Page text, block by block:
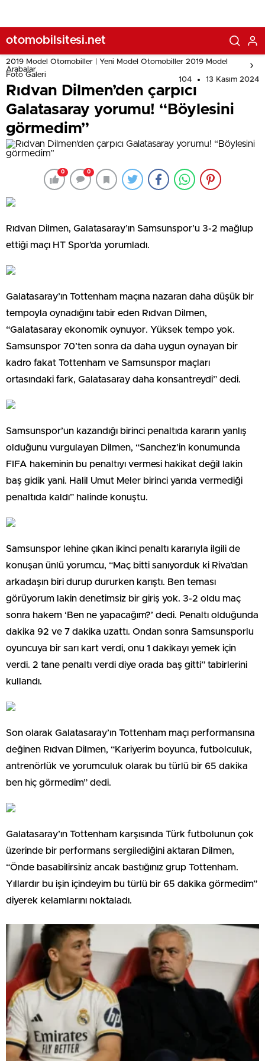
otomobilsitesi.net
2019 Model Otomobiller | Yeni Model Otomobiller 2019 Model
Arabalar
Foto Galeri
104 13 Kasım 2024
Rıdvan Dilmen’den çarpıcı
Galatasaray yorumu! “Böylesini
görmedim”
0 0
Rıdvan Dilmen, Galatasaray’ın Samsunspor’u 3-2 mağlup
ettiği maçı HT Spor’da yorumladı.
Galatasaray’ın Tottenham maçına nazaran daha düşük bir
tempoyla oynadığını tabir eden Rıdvan Dilmen,
“Galatasaray ekonomik oynuyor. Yüksek tempo yok.
Samsunspor 70’ten sonra da daha uygun oynayan bir
kadro fakat Tottenham ve Samsunspor maçları
ortasındaki fark, Galatasaray daha konsantreydi” dedi.
Samsunspor’un kazandığı birinci penaltıda kararın yanlış
olduğunu vurgulayan Dilmen, “Sanchez’in konumunda
FIFA hakeminin bu penaltıyı vermesi hakikat değil lakin
baş gidik yani. Halil Umut Meler birinci yarıda vermediği
penaltıda kaldı” halinde konuştu.
Samsunspor lehine çıkan ikinci penaltı kararıyla ilgili de
konuşan ünlü yorumcu, “Maç bitti sanıyorduk ki Riva’dan
arkadaşın biri durup dururken karıştı. Ben teması
görüyorum lakin denetimsiz bir giriş yok. 3-2 oldu maç
sonra hakem ‘Ben ne yapacağım?’ dedi. Penaltı olduğunda
dakika 92 ve 7 dakika uzattı. Ondan sonra Samsunsporlu
oyuncuya bir sarı kart verdi, onu 1 dakikayı yemek için
verdi. 2 tane penaltı verdi diye orada baş gitti” tabirlerini
kullandı.
Son olarak Galatasaray’ın Tottenham maçı performansına
değinen Rıdvan Dilmen, “Kariyerim boyunca, futbolculuk,
antrenörlük ve yorumculuk olarak bu türlü bir 65 dakika
ben hiç görmedim” dedi.
Galatasaray’ın Tottenham karşısında Türk futbolunun çok
üzerinde bir performans sergilediğini aktaran Dilmen,
“Önde basabilirsiniz ancak bastığınız grup Tottenham.
Yıllardır bu işin içindeyim bu türlü bir 65 dakika görmedim”
diyerek kelamlarını noktaladı.